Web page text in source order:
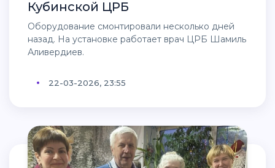
Кубинской ЦРБ
Оборудование смонтировали несколько дней
назад. На установке работает врач ЦРБ Шамиль
Аливердиев.
22-03-2026, 23:55